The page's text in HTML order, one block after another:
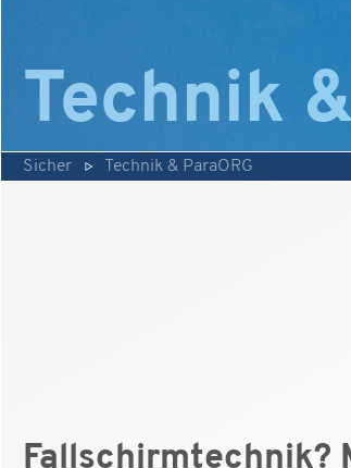
Technik
Sicher Technik & ParaORG
Fallschirmtechnik?